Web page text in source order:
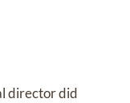
director did